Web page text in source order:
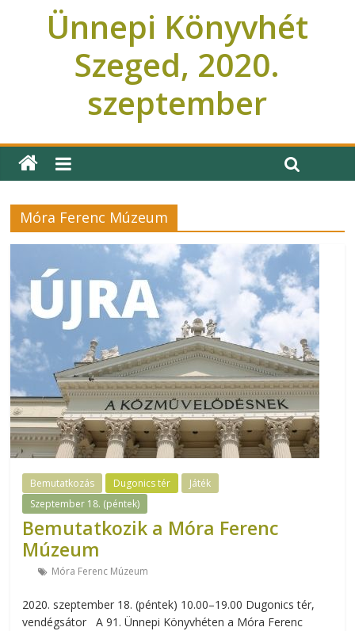
Ünnepi Könyvhét
Szeged, 2020.
szeptember
Móra Ferenc Múzeum
Bemutatkozás Dugonics tér
Játék
Szeptember 18. (péntek)
Bemutatkozik a Móra Ferenc
Múzeum
Móra Ferenc Múzeum
2020. szeptember 18. (péntek) 10.00–19.00 Dugonics tér,
vendégsátor A 91. Ünnepi Könyvhéten a Móra Ferenc